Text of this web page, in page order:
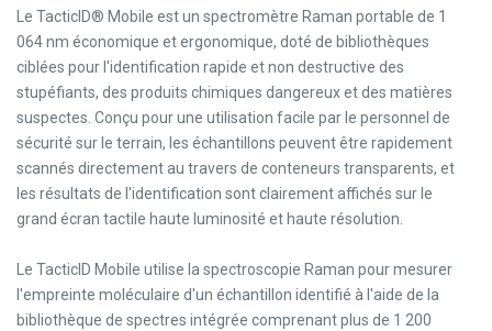
Le TacticID® Mobile est un spectromètre Raman portable de 1
064 nm économique et ergonomique, doté de bibliothèques
ciblées pour l'identification rapide et non destructive des
stupéfiants, des produits chimiques dangereux et des matières
suspectes. Conçu pour une utilisation facile par le personnel de
sécurité sur le terrain, les échantillons peuvent être rapidement
scannés directement au travers de conteneurs transparents, et
les résultats de l'identification sont clairement affichés sur le
grand écran tactile haute luminosité et haute résolution.
Le TacticID Mobile utilise la spectroscopie Raman pour mesurer
l'empreinte moléculaire d'un échantillon identifié à l'aide de la
bibliothèque de spectres intégrée comprenant plus de 1 200